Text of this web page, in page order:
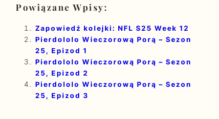
Powiązane Wpisy:
Zapowiedź kolejki: NFL S25 Week 12
Pierdololo Wieczorową Porą – Sezon
25, Epizod 1
Pierdololo Wieczorową Porą – Sezon
25, Epizod 2
Pierdololo Wieczorową Porą – Sezon
25, Epizod 3